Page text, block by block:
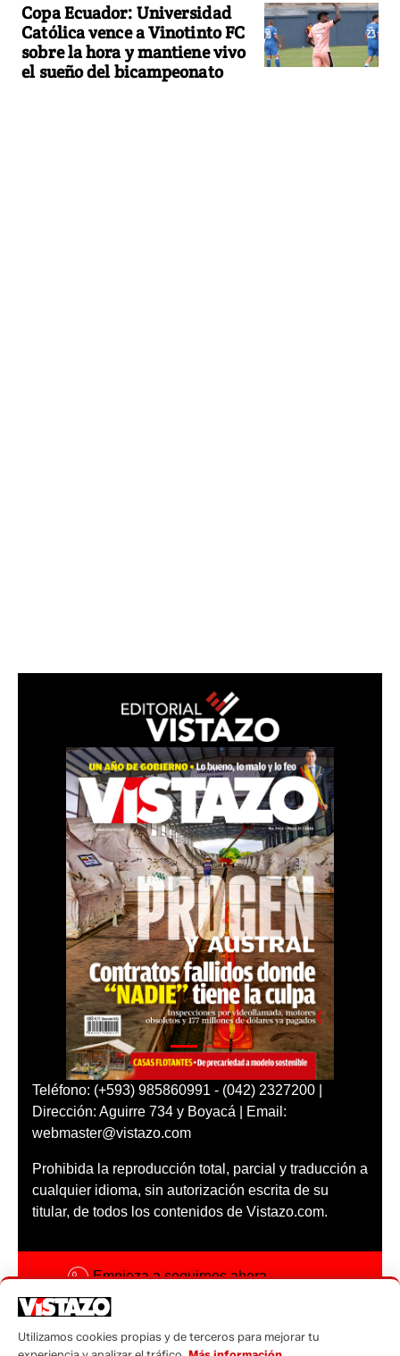
Copa Ecuador: Universidad
Católica vence a Vinotinto FC
sobre la hora y mantiene vivo
el sueño del bicampeonato
Teléfono: (+593) 985860991 - (042) 2327200 |
Dirección: Aguirre 734 y Boyacá | Email:
webmaster@vistazo.com
Prohibida la reproducción total, parcial y traducción a
cualquier idioma, sin autorización escrita de su
titular, de todos los contenidos de Vistazo.com.
Empieza a seguirnos ahora
Código ética
Utilizamos cookies propias y de terceros para mejorar tu